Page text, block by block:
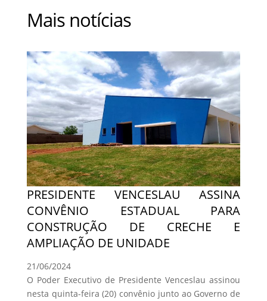
Mais notícias
PRESIDENTE VENCESLAU ASSINA
CONVÊNIO ESTADUAL PARA
CONSTRUÇÃO DE CRECHE E
AMPLIAÇÃO DE UNIDADE
21/06/2024
O Poder Executivo de Presidente Venceslau assinou
nesta quinta-feira (20) convênio junto ao Governo de